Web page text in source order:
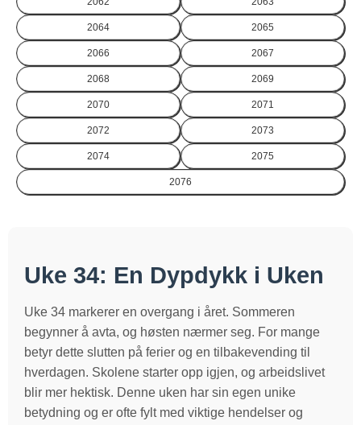
2064 2065
2066 2067
2068 2069
2070 2071
2072 2073
2074 2075
2076
Uke 34: En Dypdykk i Uken
Uke 34 markerer en overgang i året. Sommeren
begynner å avta, og høsten nærmer seg. For mange
betyr dette slutten på ferier og en tilbakevending til
hverdagen. Skolene starter opp igjen, og arbeidslivet
blir mer hektisk. Denne uken har sin egen unike
betydning og er ofte fylt med viktige hendelser og